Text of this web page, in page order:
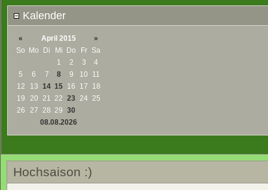
Kalender
« April 2015
»
So Mo Di Mi Do Fr
Sa
1
2 3
4
5
6 7 8 9 10
11
12
13 14 15 16 17
18
19
20 21 22 23 24 25
26
27 28 29 30
08.08.2026
Hochsaison :)